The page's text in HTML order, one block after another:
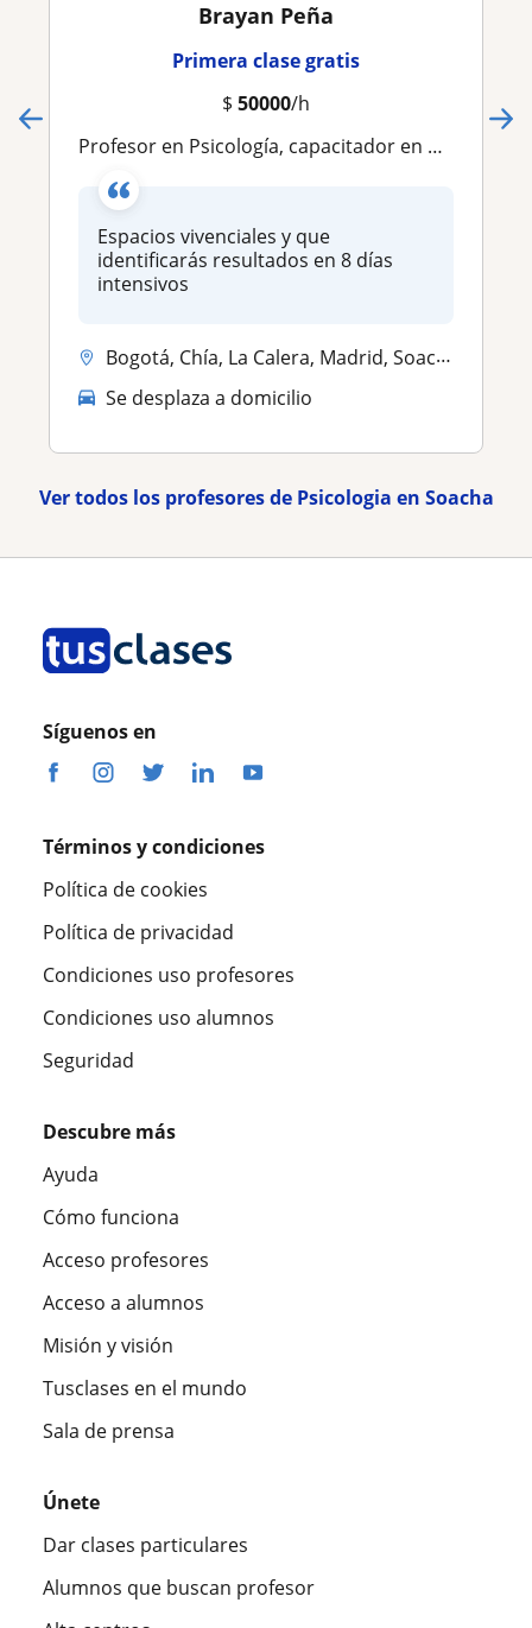
Brayan Peña
Primera clase gratis
$ 50000/h
Profesor en Psicología, capacitador en habilidades blandas y tallerista individual y grupal
Espacios vivenciales y que
identificarás resultados en 8 días
intensivos
Bogotá, Chía, La Calera, Madrid, Soacha
Se desplaza a domicilio
Ver todos los profesores de Psicologia en Soacha
Síguenos en
Términos y condiciones
Política de cookies
Política de privacidad
Condiciones uso profesores
Condiciones uso alumnos
Seguridad
Descubre más
Ayuda
Cómo funciona
Acceso profesores
Acceso a alumnos
Misión y visión
Tusclases en el mundo
Sala de prensa
Únete
Dar clases particulares
Alumnos que buscan profesor